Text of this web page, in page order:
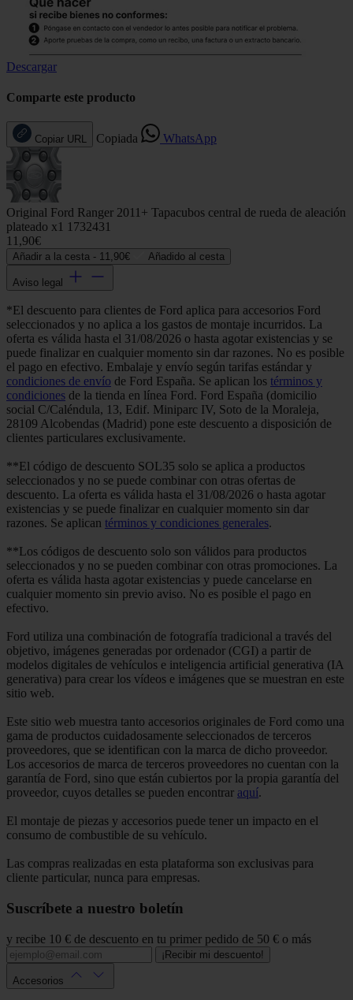
Descargar
Comparte este producto
Copiar URL Copiada WhatsApp
Original Ford Ranger 2011+ Tapacubos central de rueda de aleación
plateado x1 1732431
11,90€
Añadir a la cesta - 11,90€ Añadido al cesta
Aviso legal
*El descuento para clientes de Ford aplica para accesorios Ford
seleccionados y no aplica a los gastos de montaje incurridos. La
oferta es válida hasta el 31/08/2026 o hasta agotar existencias y se
puede finalizar en cualquier momento sin dar razones. No es posible
el pago en efectivo. Embalaje y envío según tarifas estándar y
condiciones de envío de Ford España. Se aplican los términos y
condiciones de la tienda en línea Ford. Ford España (domicilio
social C/Caléndula, 13, Edif. Miniparc IV, Soto de la Moraleja,
28109 Alcobendas (Madrid) pone este descuento a disposición de
clientes particulares exclusivamente.
**El código de descuento SOL35 solo se aplica a productos
seleccionados y no se puede combinar con otras ofertas de
descuento. La oferta es válida hasta el 31/08/2026 o hasta agotar
existencias y se puede finalizar en cualquier momento sin dar
razones. Se aplican términos y condiciones generales.
**Los códigos de descuento solo son válidos para productos
seleccionados y no se pueden combinar con otras promociones. La
oferta es válida hasta agotar existencias y puede cancelarse en
cualquier momento sin previo aviso. No es posible el pago en
efectivo.
Ford utiliza una combinación de fotografía tradicional a través del
objetivo, imágenes generadas por ordenador (CGI) a partir de
modelos digitales de vehículos e inteligencia artificial generativa (IA
generativa) para crear los vídeos e imágenes que se muestran en este
sitio web.
Este sitio web muestra tanto accesorios originales de Ford como una
gama de productos cuidadosamente seleccionados de terceros
proveedores, que se identifican con la marca de dicho proveedor.
Los accesorios de marca de terceros proveedores no cuentan con la
garantía de Ford, sino que están cubiertos por la propia garantía del
proveedor, cuyos detalles se pueden encontrar aquí.
El montaje de piezas y accesorios puede tener un impacto en el
consumo de combustible de su vehículo.
Las compras realizadas en esta plataforma son exclusivas para
cliente particular, nunca para empresas.
Suscríbete a nuestro boletín
y recibe 10 € de descuento en tu primer pedido de 50 € o más
¡Recibir mi descuento!
Accesorios